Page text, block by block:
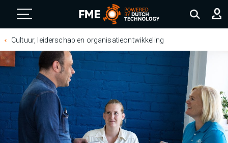
FME Logo, to the homepage
Cultuur, leiderschap en organisatieontwikkeling